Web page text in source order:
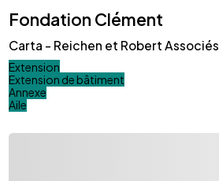
Fondation Clément
Carta - Reichen et Robert Associés
Extension
Extension de bâtiment
Annexe
Aile